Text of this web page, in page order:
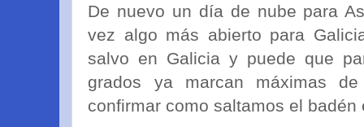
De nuevo un día de nube para
vez algo más abierto para
salvo en Galicia y puede que
grados ya marcan máximas
confirmar como saltamos el